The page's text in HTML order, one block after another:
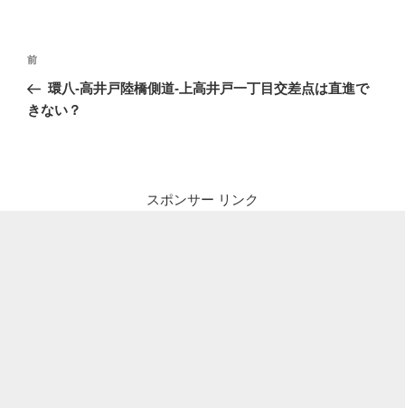
投
ナ
前
の
投
前
環八-高井戸陸橋側道-上高井戸一丁目交差点は直進で
きない？
スポンサー リンク